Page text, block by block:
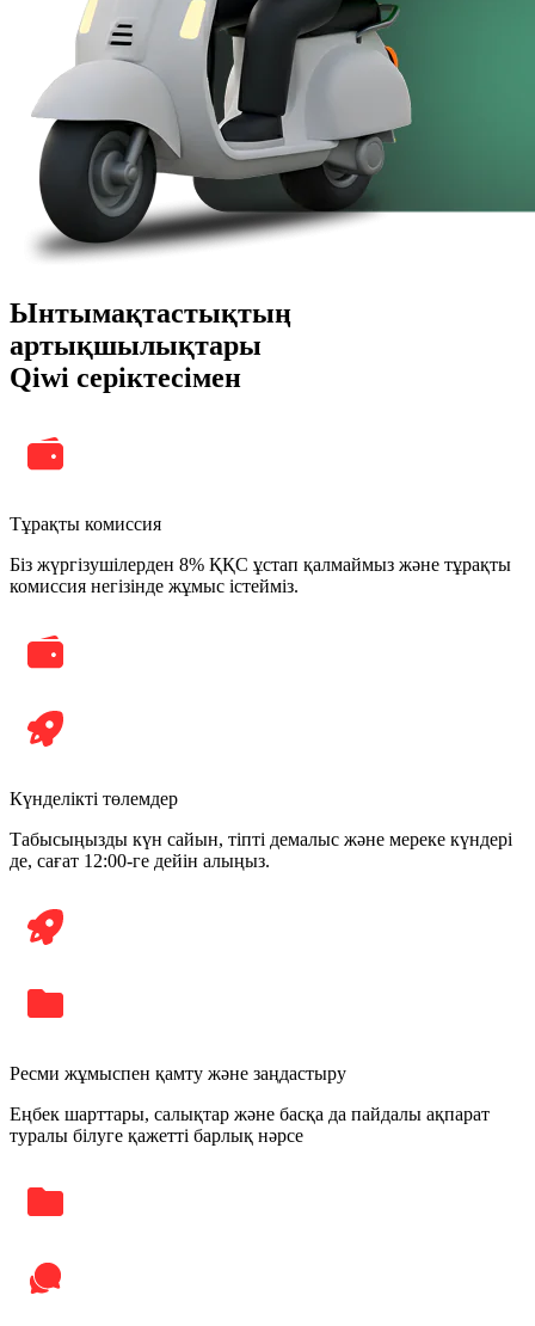
Ынтымақтастықтың
артықшылықтары
Qiwi серіктесімен
Тұрақты комиссия
Біз жүргізушілерден 8% ҚҚС ұстап қалмаймыз және тұрақты
комиссия негізінде жұмыс істейміз.
Күнделікті төлемдер
Табысыңызды күн сайын, тіпті демалыс және мереке күндері
де, сағат 12:00-ге дейін алыңыз.
Ресми жұмыспен қамту және заңдастыру
Еңбек шарттары, салықтар және басқа да пайдалы ақпарат
туралы білуге қажетті барлық нәрсе